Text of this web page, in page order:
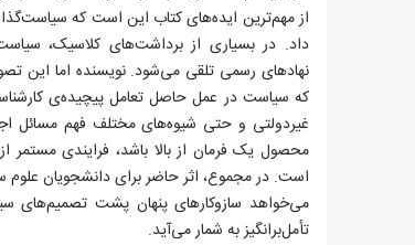
از مهم‌ترین ایده‌های کتاب این است که
داد. در بسیاری از برداشت‌های کلاسیک،
نهادهای رسمی تلقی می‌شود. نویسنده اما این
که سیاست در عمل حاصل تعامل پیچیده‌ی
غیردولتی و حتی شیوه‌های مختلف فهم مسائل
محصول یک فرمان از بالا باشد، فرایندی مستمر
است. در مجموع، اثر حاضر برای دانشجویان
می‌خواهد سازوکارهای پنهان پشت تصمیم‌های
تأمل‌برانگیز به شمار می‌آید.